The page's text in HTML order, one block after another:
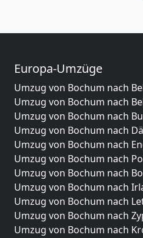
Europa-Umzüge
Umzug von Bochum nach
Umzug von Bochum nach
Umzug von Bochum nach
Umzug von Bochum nach
Umzug von Bochum nach
Umzug von Bochum nach
Umzug von Bochum nach
Umzug von Bochum nach
Umzug von Bochum nach
Umzug von Bochum nach
Umzug von Bochum nach